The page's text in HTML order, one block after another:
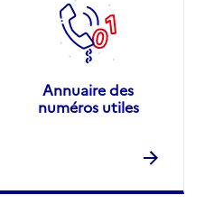
Annuaire des
numéros utiles